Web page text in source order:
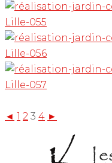
◄ 1 2 3 4 ►